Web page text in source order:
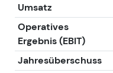
Umsatz
Operatives
Ergebnis (EBIT)
Jahresüberschuss